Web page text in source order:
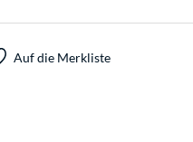
Auf die Merkliste